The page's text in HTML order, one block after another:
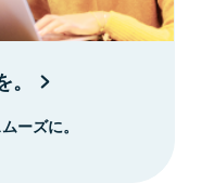
ーズに。